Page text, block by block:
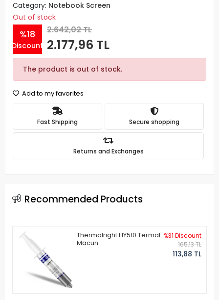
Category: Notebook Screen
Out of stock
%18
Discount
2.642,02 TL
2.177,96 TL
The product is out of stock.
Add to my favorites
Fast Shipping Secure shopping
Returns and Exchanges
Recommended Products
Thermalright HY510 Termal
Macun
%31 Discount
165,13 TL
113,88 TL